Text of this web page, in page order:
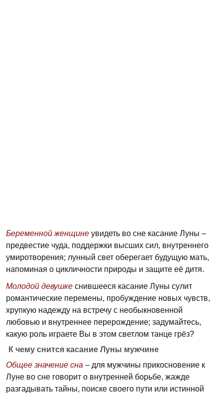
Беременной женщине увидеть во сне касание Луны –
предвестие чуда, поддержки высших сил, внутреннего
умиротворения; лунный свет оберегает будущую мать,
напоминая о цикличности природы и защите её дитя.
Молодой девушке снившееся касание Луны сулит
романтические перемены, пробуждение новых чувств,
хрупкую надежду на встречу с необыкновенной
любовью и внутреннее перерождение; задумайтесь,
какую роль играете Вы в этом светлом танце грёз?
К чему снится касание Луны мужчине
Общее значение сна – для мужчины прикосновение к
Луне во сне говорит о внутренней борьбе, жажде
разгадывать тайны, поиске своего пути или истинной